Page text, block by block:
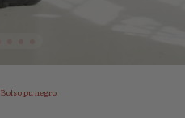
Bolso pu negro